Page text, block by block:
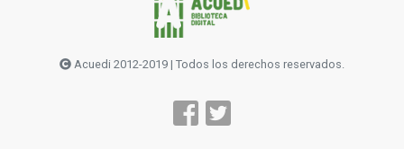
Acuedi 2012-2019 | Todos los derechos reservados.